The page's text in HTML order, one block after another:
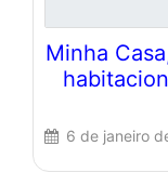
Minha
6 de janeiro